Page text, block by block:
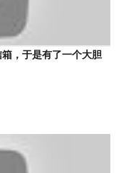
，于是有了一个大胆